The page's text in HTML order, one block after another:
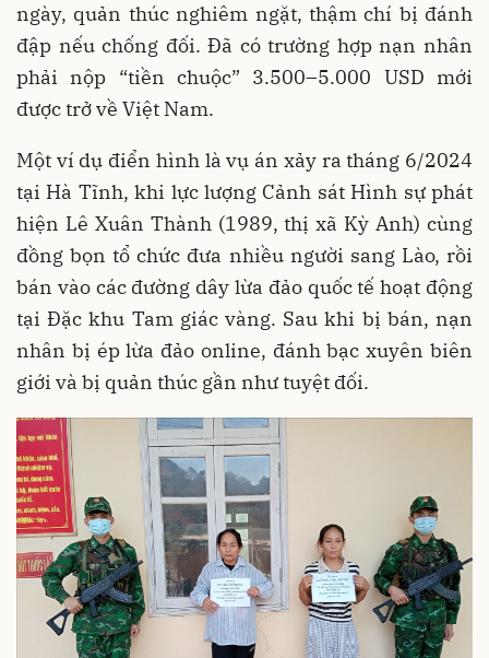
ngày, quản thúc nghiêm ngặt, thậm chí bị đánh
đập nếu chống đối. Đã có trường hợp nạn nhân
phải nộp “tiền chuộc” 3.500–5.000 USD mới
được trở về Việt Nam.
Một ví dụ điển hình là vụ án xảy ra tháng 6/2024
tại Hà Tĩnh, khi lực lượng Cảnh sát Hình sự phát
hiện Lê Xuân Thành (1989, thị xã Kỳ Anh) cùng
đồng bọn tổ chức đưa nhiều người sang Lào, rồi
bán vào các đường dây lừa đảo quốc tế hoạt động
tại Đặc khu Tam giác vàng. Sau khi bị bán, nạn
nhân bị ép lừa đảo online, đánh bạc xuyên biên
giới và bị quản thúc gần như tuyệt đối.